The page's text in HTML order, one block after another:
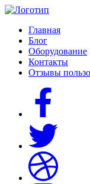
Главная
Блог
Оборудование
Контакты
Отзывы